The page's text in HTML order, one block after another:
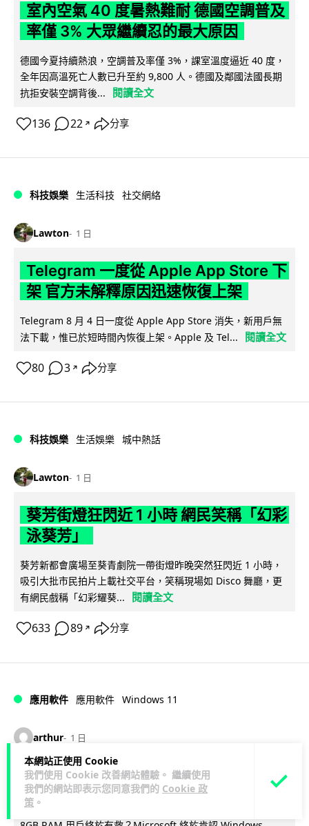
本網站正使用 Cookie
我們使用 Cookie 改善網站體驗。 繼續使用
我們的網站即表示您同意我們的 Cookie 政
策 。
室內空氣 40 度暑熱難耐 德國空調普及
率僅 3% 大眾繼續忍的最大原因
德國今夏持續熱浪，空調普及率僅 3%，課室溫度逼近 40 度，
全年因高溫死亡人數已升至約 9,800 人。德國及鄰國法國長期
抗拒安裝空調背後...
閱讀全文
136 22 ↗ 分享
科技娛樂 生活科技 社交網絡
Lawton 1 日
Telegram 一度從 Apple App Store 下
架 官方未解釋原因迅速恢復上架
Telegram 8 月 4 日一度從 Apple App Store 消失，新用戶無
法下載，惟已於短時間內恢復上架。Apple 及 Tel...
閱讀全文
80 3 ↗ 分享
科技娛樂 生活娛樂 城中熱話
Lawton 1 日
葵芳街燈狂閃近 1 小時 網民笑稱「幻彩
泳葵芳」
葵芳新都會廣場至葵青劇院一帶街燈昨晚突然狂閃近 1 小時，
吸引大批市民拍片上載社交平台，笑稱現場如 Disco 舞廳，更
有網民戲稱「幻彩耀葵...
閱讀全文
633 89 ↗ 分享
應用軟件 應用軟件 Windows 11
arthur 1 日
Windows 11 太食 RAM？Microsoft 認
低威承諾為 8GB 電腦「減磅」